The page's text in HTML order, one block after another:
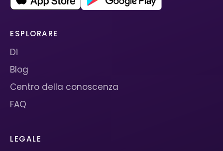
ESPLORARE
Di
Blog
Centro della conoscenza
FAQ
LEGALE